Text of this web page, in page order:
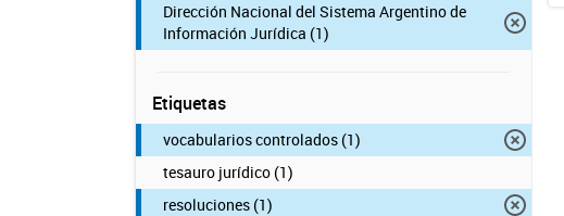
Dirección Nacional del Sistema Argentino de
Información Jurídica (1)
Etiquetas
vocabularios controlados (1)
tesauro jurídico (1)
resoluciones (1)